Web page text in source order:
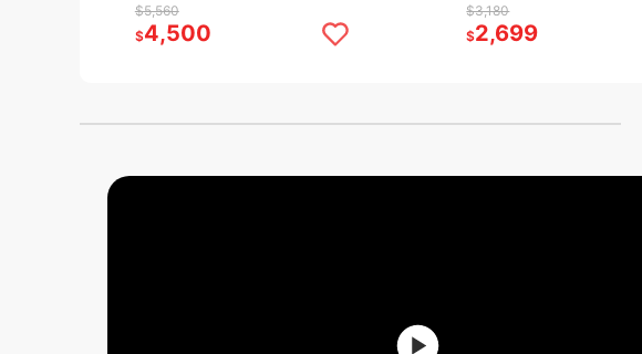
$5,560
$4,500
$3,180
$2,699